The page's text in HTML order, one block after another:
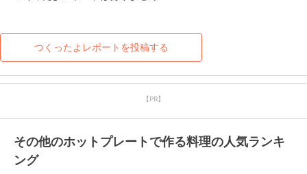
つくったよレポートを投稿する
【PR】
その他のホットプレートで作る料理の人気ランキ
ング